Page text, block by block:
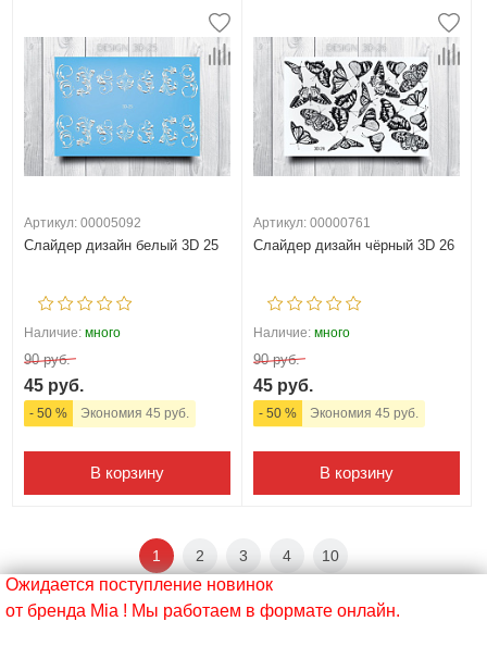
Артикул: 00005092
Слайдер дизайн белый 3D 25
Наличие: много
90 руб.
45 руб.
- 50 % Экономия 45 руб.
В корзину
Артикул: 00000761
Слайдер дизайн чёрный 3D 26
Наличие: много
90 руб.
45 руб.
- 50 % Экономия 45 руб.
В корзину
1 2 3 4 10
Ожидается поступление новинок
от бренда Mia ! Мы работаем в формате онлайн.